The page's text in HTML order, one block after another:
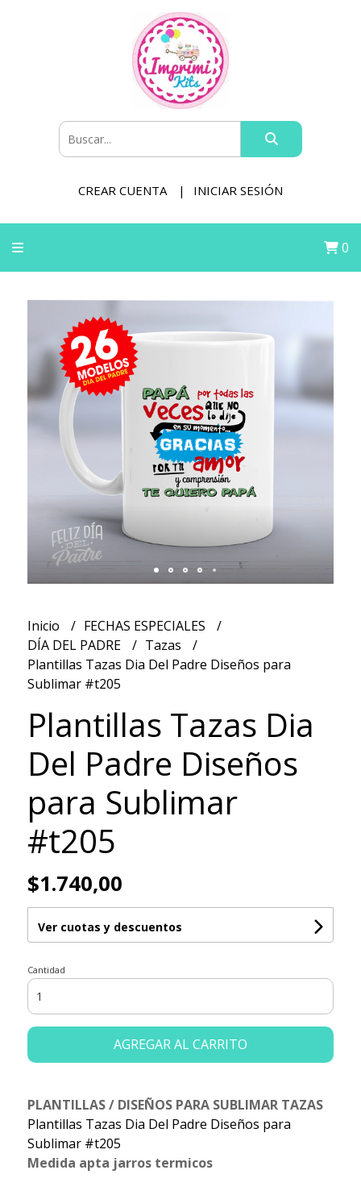
CREAR CUENTA INICIAR SESIÓN
0
Inicio
FECHAS ESPECIALES
DÍA DEL PADRE
Tazas
Plantillas Tazas Dia Del Padre Diseños para
Sublimar #t205
Plantillas Tazas Dia
Del Padre Diseños
para Sublimar
#t205
$1.740,00
Ver cuotas y descuentos
Cantidad
AGREGAR AL CARRITO
PLANTILLAS / DISEÑOS PARA SUBLIMAR TAZAS
Plantillas Tazas Dia Del Padre Diseños para
Sublimar #t205
Medida apta jarros termicos